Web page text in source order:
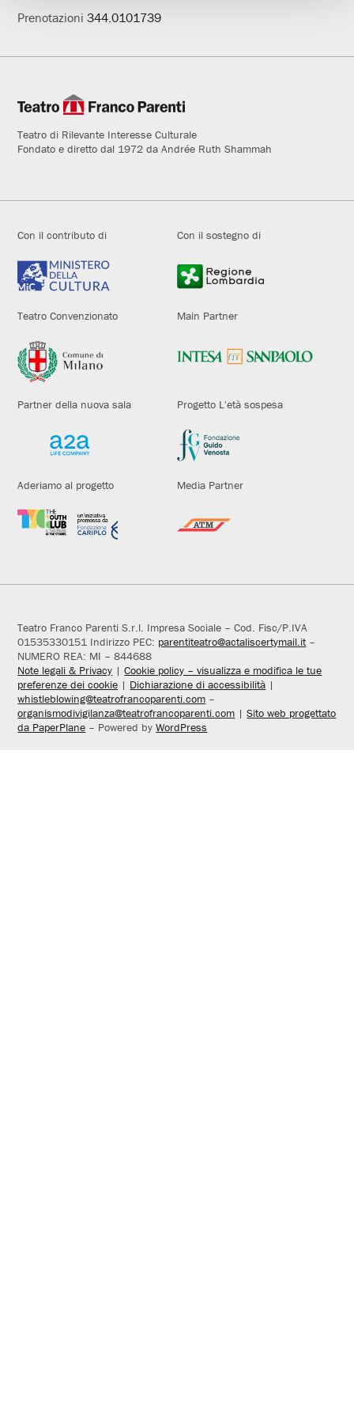
Prenotazioni344.0101739
Teatro di Rilevante Interesse Culturale
Fondato e diretto dal 1972 da Andrée Ruth Shammah
Con il contributo di Con il sostegno di
Teatro Convenzionato Main Partner
Partner della nuova sala Progetto L'età sospesa
Aderiamo al progetto Media Partner
Teatro Franco Parenti S.r.l. Impresa Sociale – Cod. Fisc/P.IVA
01535330151 Indirizzo PEC: parentiteatro@actaliscertymail.it –
NUMERO REA: MI – 844688
Note legali & Privacy |Cookie policy – visualizza e modifica le tue
preferenze dei cookie | Dichiarazione di accessibilità |
whistleblowing@teatrofrancoparenti.com –
organismodivigilanza@teatrofrancoparenti.com |Sito web progettato
da PaperPlane – Powered byWordPress